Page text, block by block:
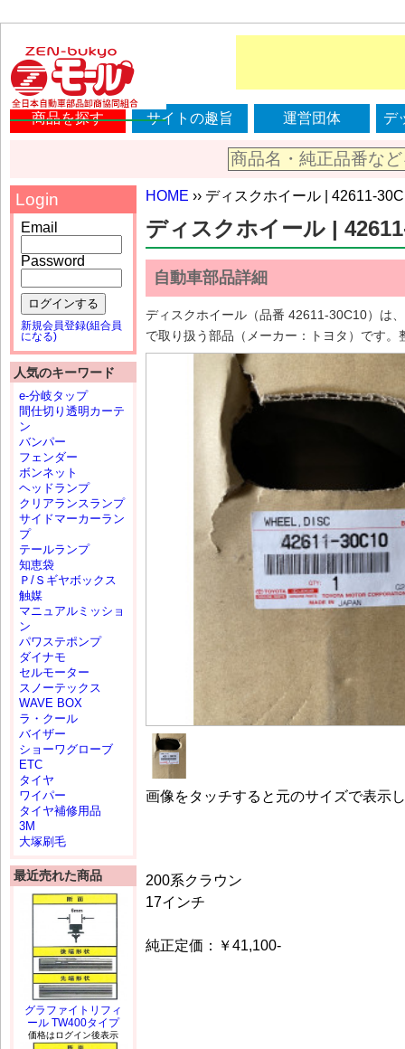
商品を探す サイトの趣旨 運営団体 デ
HOME ›› ディスクホイール | 42611-
ディスクホイール |
自動車部品詳細
ディスクホイール（品番 42611-30C10）は
で取り扱う部品（メーカー：トヨタ）です
画像をタッチすると元のサイズで表示
200系クラウン
17インチ
純正定価：￥41,100-
Login
Email
Password
ログインする
新規会員登録(組合員
になる)
人気のキーワード
e-分岐タップ
間仕切り透明カーテ
ン
バンパー
フェンダー
ボンネット
ヘッドランプ
クリアランスランプ
サイドマーカーラン
プ
テールランプ
知恵袋
Ｐ/Ｓギヤボックス
触媒
マニュアルミッショ
ン
パワステポンプ
ダイナモ
セルモーター
スノーテックス
WAVE BOX
ラ・クール
バイザー
ショーワグローブ
ETC
タイヤ
ワイパー
タイヤ補修用品
3M
大塚刷毛
最近売れた商品
グラファイトリフィ
ール TW400タイプ
価格はログイン後表示